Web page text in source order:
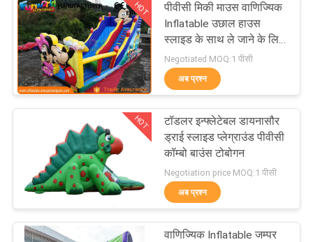
कारखाना
भ्रमण
नियंत्रण
COMPANY
NEWS
वाणिज्यिक उछाल वाले
महल
Inflatable बाउंसर
स्लाइड
242
HOT
पीवीसी मिकी माउस वाणिज्यिक
Inflatable उछाल हाउस
स्लाइड के साथ ले जाने के लिए
आसान है
Negotiated MOQ:1 पीसी
अब प्रश्न
HOT
टॉडलर इन्फ्लेटेबल डायनासौर
ड्राई स्लाइड प्लेग्राउंड पीवीसी
कॉम्बो बाउंस टोबोगन
Negotiation price MOQ:1 पीसी
अब प्रश्न
वाणिज्यिक Inflatable जम्पर